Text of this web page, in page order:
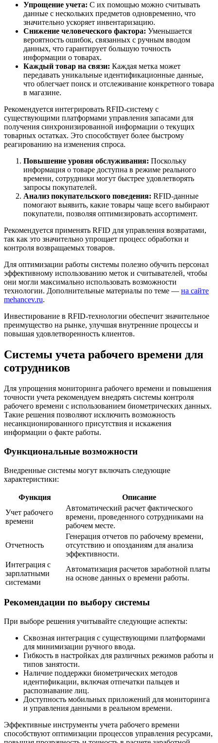
Упрощение учета: С их помощью можно считывать
данные с нескольких предметов одновременно, что
значительно ускоряет инвентаризацию.
Снижение человеческого фактора: Уменьшается
вероятность ошибок, связанных с ручным вводом
данных, что гарантирует большую точность
информации о товарах.
Каждый товар на связи: Каждая метка может
передавать уникальные идентификационные данные,
что облегчает поиск и отслеживание конкретного товара
в магазине.
Рекомендуется интегрировать RFID-систему с
существующими платформами управления запасами для
получения синхронизированной информации о текущих
товарных остатках. Это способствует более быстрому
реагированию на изменения спроса.
Повышение уровня обслуживания: Поскольку
информация о товаре доступна в режиме реального
времени, сотрудники могут быстрее удовлетворять
запросы покупателей.
Анализ покупательского поведения: RFID-данные
помогают выявить, какие товары чаще всего выбирают
покупатели, позволяя оптимизировать ассортимент.
Рекомендуется применять RFID для управления возвратами,
так как это значительно упрощает процесс обработки и
контроля возвращаемых товаров.
Для оптимизации работы системы полезно обучить персонал
эффективному использованию меток и считывателей, чтобы
они могли максимально использовать возможности
технологии. Дополнительные материалы по теме — на сайте
mehancev.ru.
Инвестирование в RFID-технологии обеспечит значительное
преимущество на рынке, улучшая внутренние процессы и
повышая удовлетворенность клиентов.
Системы учета рабочего времени для
сотрудников
Для упрощения мониторинга рабочего времени и повышения
точности учета рекомендуем внедрять системы контроля
рабочего времени с использованием биометрических данных.
Такие решения позволяют исключить возможность
несанкционированного присутствия и искажения
информации о факте работы.
Функциональные возможности
Внедренные системы могут включать следующие
характеристики:
Функция
Описание
Учет рабочего
времени
Автоматический расчет фактического
времени, проведенного сотрудниками на
рабочем месте.
Отчетность
Генерация отчетов по рабочему времени,
отсутствию и опозданиям для анализа
эффективности.
Интеграция с
зарплатными
системами
Автоматизация расчетов заработной платы
на основе данных о времени работы.
Рекомендации по выбору системы
При выборе решения учитывайте следующие аспекты:
Сквозная интеграция с существующими платформами
для минимизации ручного ввода.
Гибкость в настройках для различных режимов работы и
типов занятости.
Наличие поддержки биометрических методов
идентификации, включая отпечатки пальцев и
распознавание лиц.
Доступность мобильных приложений для мониторинга
и управления данными в реальном времени.
Эффективные инструменты учета рабочего времени
способствуют оптимизации процессов управления ресурсами,